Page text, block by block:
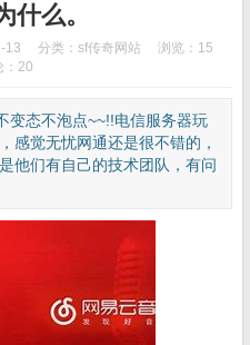
什么。
13 分类： sf传奇网站
浏览：15
：20
变态不泡点~~!!电信服务器玩
感觉无忧网通还是很不错的，
他们有自己的技术团队，有问